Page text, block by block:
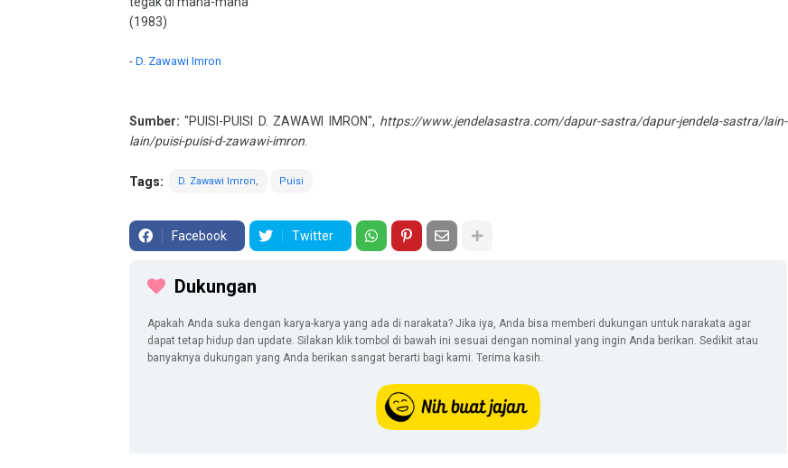
(1983)
- D. Zawawi Imron
Sumber: "PUISI-PUISI D. ZAWAWI IMRON", https://www.jendelasastra.com/dapur-sastra/dapur-jendela-sastra/lain-
lain/puisi-puisi-d-zawawi-imron
Tags: D. Zawawi Imron Puisi
Facebook Twitter
Dukungan
Apakah Anda suka dengan karya-karya yang ada di narakata? Jika iya, Anda bisa memberi dukungan untuk narakata agar
dapat tetap hidup dan update. Silakan klik tombol di bawah ini sesuai dengan nominal yang ingin Anda berikan. Sedikit atau
banyaknya dukungan yang Anda berikan sangat berarti bagi kami. Terima kasih.